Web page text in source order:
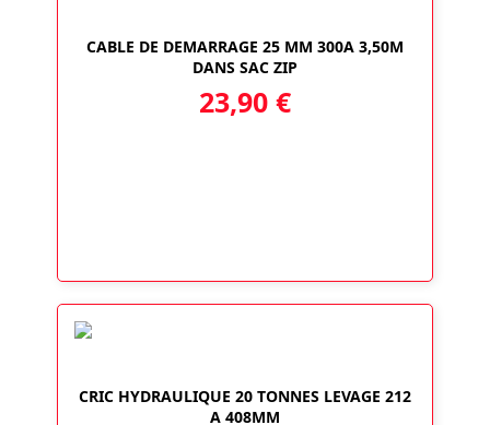
CABLE DE DEMARRAGE 25 MM 300A 3,50M
DANS SAC ZIP
23,90 €
CRIC HYDRAULIQUE 20 TONNES LEVAGE 212
A 408MM